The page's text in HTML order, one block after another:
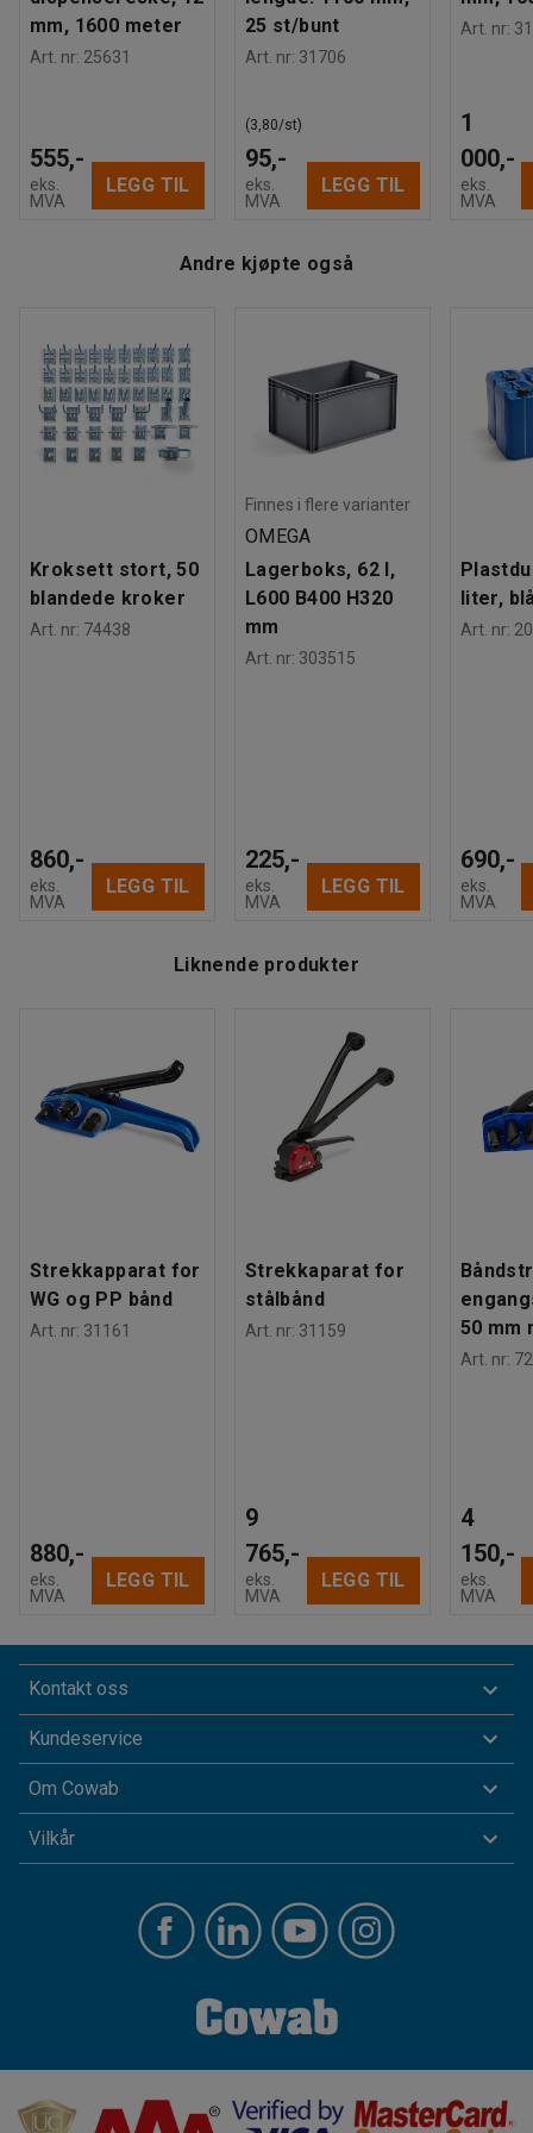
mm, 1600 meter
Art. nr: 25631
555,-
eks.
MVA
LEGG TIL
25 st/bunt
Art. nr: 31706
95,-
(3,80/st)
eks.
MVA
LEGG TIL
Art. nr:
1
000,-
eks.
MVA
Andre kjøpte også
Kroksett stort, 50
blandede kroker
Art. nr: 74438
860,-
eks.
MVA
LEGG TIL
Finnes i flere varianter
OMEGA
Lagerboks, 62 l,
L600 B400 H320
mm
Art. nr: 303515
225,-
eks.
MVA
LEGG TIL
liter,
Art. nr:
690,-
eks.
MVA
Liknende produkter
Strekkapparat for
WG og PP bånd
Art. nr: 31161
880,-
eks.
MVA
LEGG TIL
Strekkaparat for
stålbånd
Art. nr: 31159
9
765,-
eks.
MVA
LEGG TIL
50 mm
Art. nr:
4
150,-
eks.
MVA
Kontakt oss
Kundeservice
Om Cowab
Vilkår